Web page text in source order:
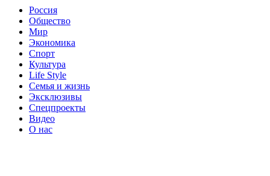
Россия
Общество
Мир
Экономика
Спорт
Культура
Life Style
Семья и жизнь
Эксклюзивы
Спецпроекты
Видео
О нас